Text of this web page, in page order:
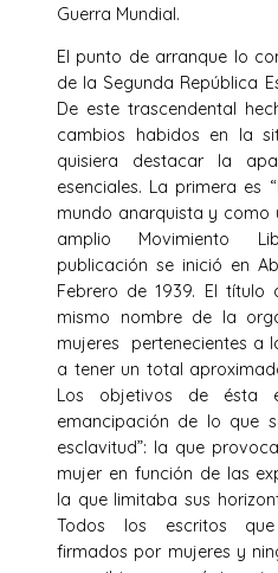
Guerra Mundial.
El punto de arranque lo
de la Segunda República
De este trascendental
cambios habidos en la
quisiera destacar la
esenciales. La primera es
mundo anarquista y como
amplio Movimiento
publicación se inició en
Febrero de 1939. El
mismo nombre de la
mujeres pertenecientes a
a tener un total
Los objetivos de
emancipación de lo que
esclavitud”: la que
mujer en función de las
la que limitaba sus
Todos los escritos
firmados por mujeres y